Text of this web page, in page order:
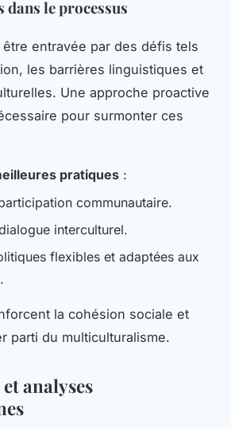
le processus
entravée par des défis tels
les barrières linguistiques et
Une approche proactive
pour surmonter ces
pratiques :
communautaire.
interculturel.
flexibles et adaptées aux
la cohésion sociale et
parti du multiculturalisme.
analyses